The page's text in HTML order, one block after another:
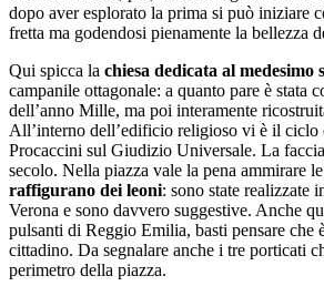
dopo aver esplorato la prima si può iniziare
fretta ma godendosi pienamente la bellezza
Qui spicca la chiesa dedicata al medesimo
campanile ottagonale: a quanto pare è stata
dell’anno Mille, ma poi interamente
All’interno dell’edificio religioso vi è il
Procaccini sul Giudizio Universale. La
secolo. Nella piazza vale la pena ammirare le
raffigurano dei leoni: sono state realizzate
Verona e sono davvero suggestive. Anche
pulsanti di Reggio Emilia, basti pensare che
cittadino. Da segnalare anche i tre porticati
perimetro della piazza.